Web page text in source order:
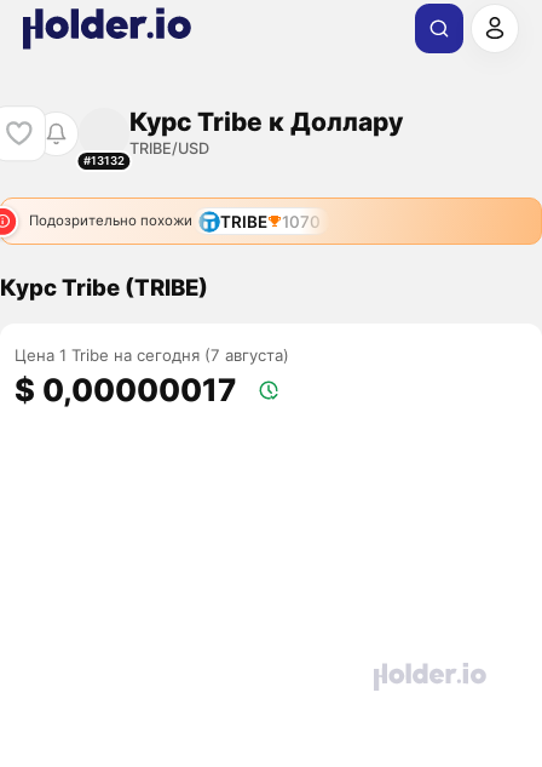
#13132
Курс Tribe к Доллару
TRIBE/USD
Подозрительно похожи TRIBE 1070
Курс Tribe (TRIBE)
Цена 1 Tribe на сегодня (7 августа)
$ 0,00000017